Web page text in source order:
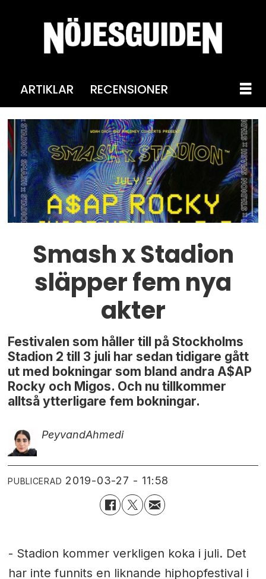
ARTIKLAR RECENSIONER
Smash x Stadion
släpper fem nya
akter
Festivalen som håller till på Stockholms
Stadion 2 till 3 juli har sedan tidigare gått
ut med bokningar som bland andra A$AP
Rocky och Migos. Och nu tillkommer
alltså ytterligare fem bokningar.
PeyvandAhmedi
PUBLICERAD 2019-03-27 - 11:58
- Stadion kommer verkligen koka i juli. Det
har inte funnits en liknande hiphopfestival i